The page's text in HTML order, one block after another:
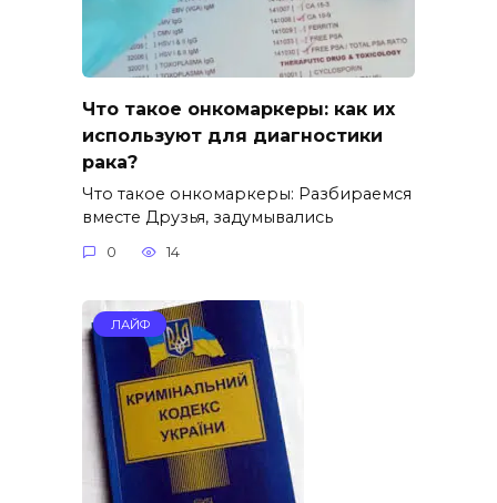
Что такое онкомаркеры: как их
используют для диагностики
рака?
Что такое онкомаркеры: Разбираемся
вместе Друзья, задумывались
0 14
ЛАЙФ